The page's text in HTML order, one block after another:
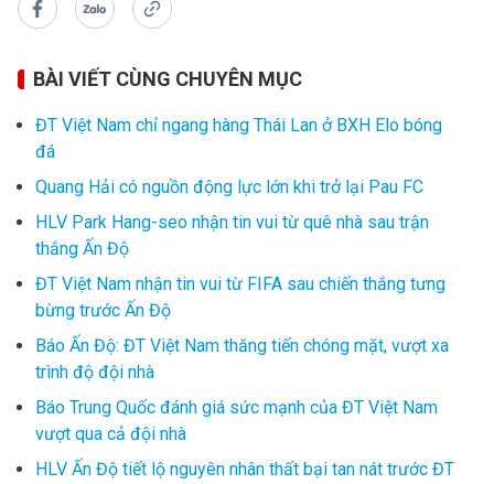
BÀI VIẾT CÙNG CHUYÊN MỤC
ĐT Việt Nam chỉ ngang hàng Thái Lan ở BXH Elo bóng
đá
Quang Hải có nguồn động lực lớn khi trở lại Pau FC
HLV Park Hang-seo nhận tin vui từ quê nhà sau trận
thắng Ấn Độ
ĐT Việt Nam nhận tin vui từ FIFA sau chiến thắng tưng
bừng trước Ấn Độ
Báo Ấn Độ: ĐT Việt Nam thăng tiến chóng mặt, vượt xa
trình độ đội nhà
Báo Trung Quốc đánh giá sức mạnh của ĐT Việt Nam
vượt qua cả đội nhà
HLV Ấn Độ tiết lộ nguyên nhân thất bại tan nát trước ĐT